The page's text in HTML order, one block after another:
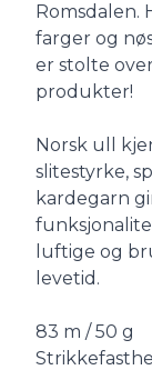
Romsdalen.
farger og
er stolte
produkter!
Norsk ull
slitestyrke,
kardegarn
luftige og
levetid.
83 m / 50 g